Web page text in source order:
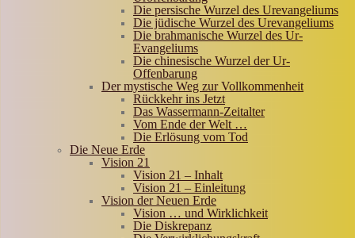
Die persische Wurzel des Urevangeliums
Die jüdische Wurzel des Urevangeliums
Die brahmanische Wurzel des Ur-
Evangeliums
Die chinesische Wurzel der Ur-
Offenbarung
Der mystische Weg zur Vollkommenheit
Rückkehr ins Jetzt
Das Wassermann-Zeitalter
Vom Ende der Welt …
Die Erlösung vom Tod
Die Neue Erde
Vision 21
Vision 21 – Inhalt
Vision 21 – Einleitung
Vision der Neuen Erde
Vision … und Wirklichkeit
Die Diskrepanz